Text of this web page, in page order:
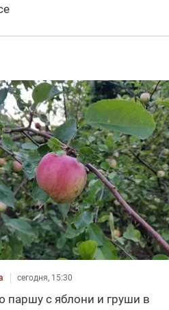
сегодня, 15:30
паршу с яблони и груши в